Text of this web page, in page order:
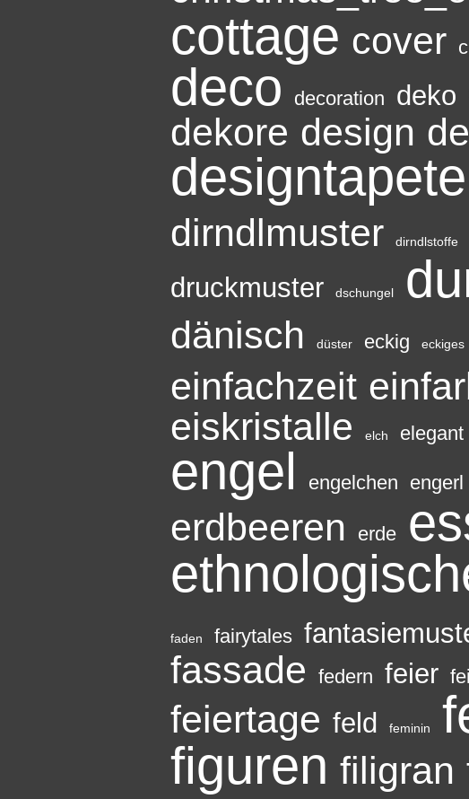
cottage cover
deco decoration deko
dekore design
designtapete
dirndlmuster dirndlstoffe
druckmuster dschungel
dänisch
düster eckig eckiges
einfachzeit
eiskristalle elch elegant
engel engelchen engerl
erdbeeren erde
faden fairytales
fassade federn feier
feiertage feld feminin
figuren filigran